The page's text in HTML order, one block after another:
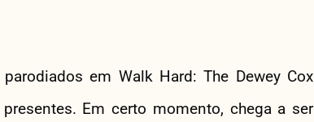
em Walk Hard: The Dewey Cox
Em certo momento, chega a ser